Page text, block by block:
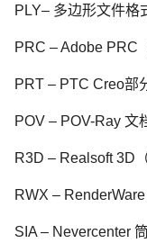
PLY– 多边形文件格
PRC – Adobe PRC
PRT – PTC Creo部
POV – POV-Ray 文
R3D – Realsoft 3D
RWX – RenderWare
SIA – Nevercenter